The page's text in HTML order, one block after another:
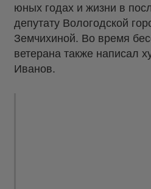
юных годах и жизни в
депутату Вологодской
Земчихиной. Во время
ветерана также написал
Иванов.